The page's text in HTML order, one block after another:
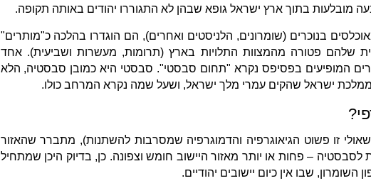
מובלעות בתוך ארץ ישראל גופא שבהן לא התגוררו יהודים באותה תקופה.
מאוכלסים בנוכרים (שומרונים, הלניסטים ואחרים), הם הוגדרו בהלכה כ"מותרים"
שלהם פטורה מהמצוות התלויות בארץ (תרומות, מעשרות ושביעית). אחד
המופיעים בפסיפס נקרא "תחום סבסטי". סבסטי היא כמובן סבסטיה, הלא
ממלכת ישראל שהקים עמרי מלך ישראל, ושעל שמה נקרא המרחב כולו.
זו פשוט הגיאוגרפיה והדמוגרפיה שמסרבות להשתנות), מתברר שהאזור
– פחות או יותר מאזור היישוב חומש וצפונה. כן, בדיוק היכן שמתחיל